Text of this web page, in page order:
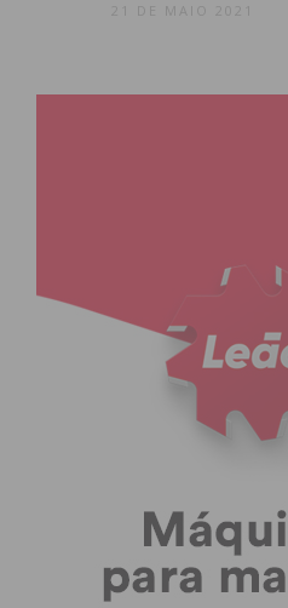
21 DE MAIO 2021